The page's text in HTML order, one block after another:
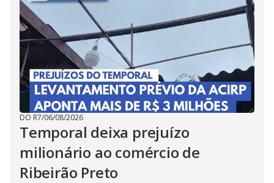
DO R7/06/08/2026
Temporal deixa prejuízo
milionário ao comércio de
Ribeirão Preto